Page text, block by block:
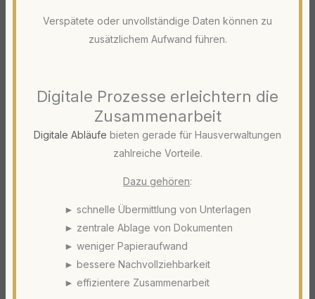
Verspätete oder unvollständige Daten können zu
zusätzlichem Aufwand führen.
Digitale Prozesse erleichtern die
Zusammenarbeit
Digitale Abläufe bieten gerade für Hausverwaltungen
zahlreiche Vorteile.
Dazu gehören:
► schnelle Übermittlung von Unterlagen
► zentrale Ablage von Dokumenten
► weniger Papieraufwand
► bessere Nachvollziehbarkeit
► effizientere Zusammenarbeit